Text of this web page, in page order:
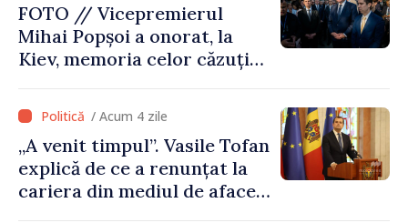
FOTO // Vicepremierul
Mihai Popșoi a onorat, la
Kiev, memoria celor căzuți
„Acest război trebuie să
înceteze”/ Acum 4 zile
„A venit timpul”. Vasile Tofan
explică de ce a renunțat la
cariera din mediul de afaceri